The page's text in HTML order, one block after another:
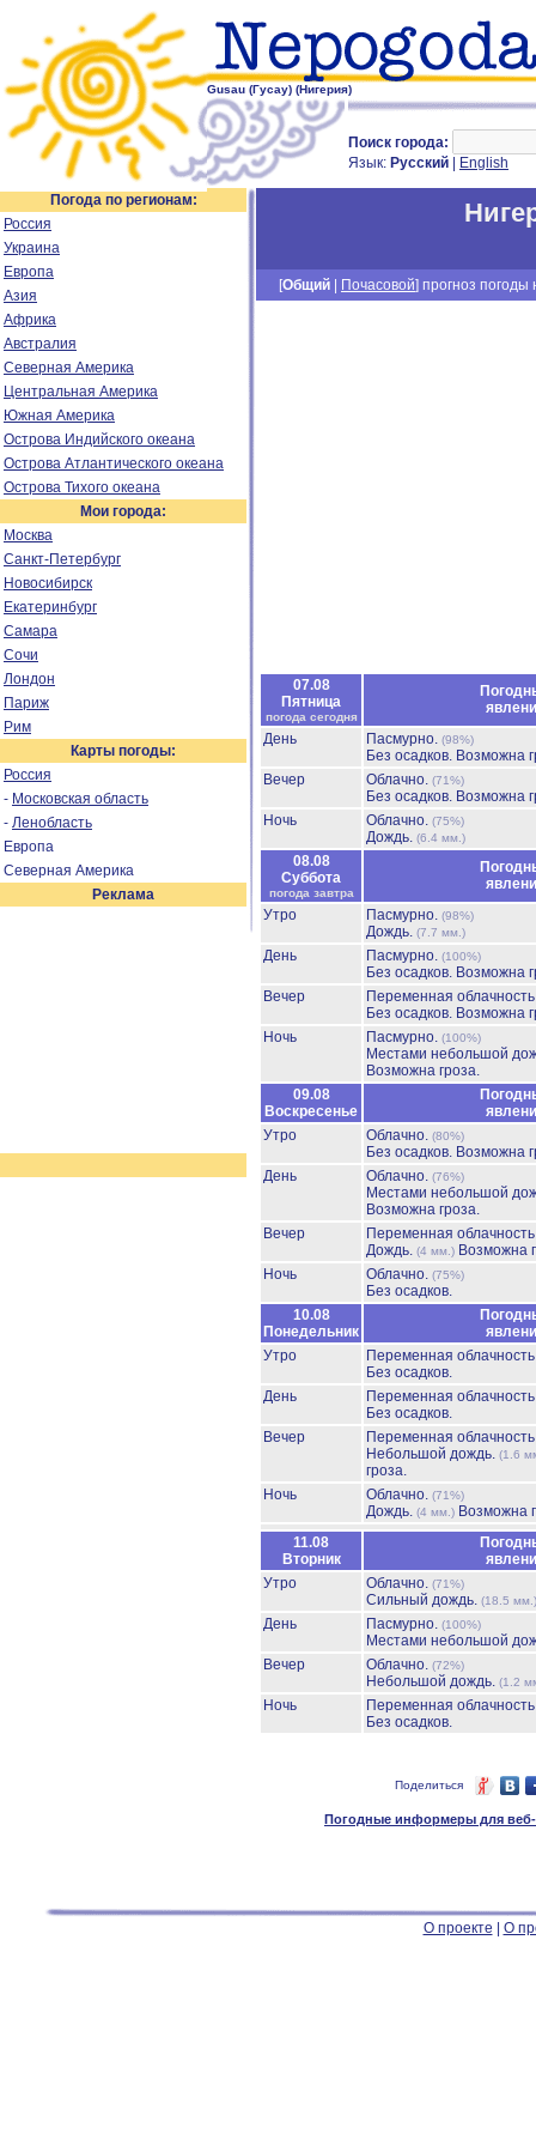
Gusau (Гусау) (Нигерия)
Поиск города:
Язык: Русский English
Погода по регионам:
Россия
Украина
Европа
Азия
Африка
Австралия
Северная Америка
Центральная Америка
Южная Америка
Острова Индийского океана
Острова Атлантического океана
Острова Тихого океана
Мои города:
Москва
Санкт-Петербург
Новосибирск
Екатеринбург
Самара
Сочи
Лондон
Париж
Рим
Карты погоды:
Россия
- Московская область
- Ленобласть
Европа
Северная Америка
Реклама
[Общий Почасовой] прогноз погоды
07.08
Пятница
погода сегодня
День
Пасмурно. (98%)
Без осадков. Возможна
Вечер
Облачно. (71%)
Без осадков. Возможна
Ночь
Облачно. (75%)
Дождь. (6.4 мм.)
08.08
Суббота
погода завтра
Утро
Пасмурно. (98%)
Дождь. (7.7 мм.)
День Пасмурно. (100%)
Без осадков. Возможна
Вечер
Переменная
Без осадков. Возможна
Ночь
Пасмурно. (100%)
Местами небольшой
Возможна гроза.
09.08
Воскресенье
Утро
Облачно. (80%)
Без осадков. Возможна
День
Облачно. (76%)
Местами небольшой
Возможна гроза.
Вечер
Переменная
Дождь. (4 мм.) Возможна
Ночь
Облачно. (75%)
Без осадков.
10.08
Понедельник
Утро
Переменная
Без осадков.
День
Переменная
Без осадков.
Вечер
Переменная
Небольшой дождь. (1.6
гроза.
Ночь
Облачно. (71%)
Дождь. (4 мм.) Возможна
11.08
Вторник
Утро
Облачно. (71%)
Сильный дождь. (18.5 мм.)
День Пасмурно. (100%)
Местами небольшой
Вечер
Облачно. (72%)
Небольшой дождь. (1.2
Ночь
Переменная
Без осадков.
Поделиться
Погодные информеры для веб-
О проекте О